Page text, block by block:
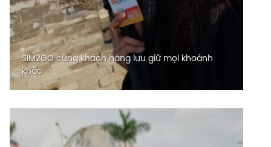
SIM2GO cùng khách hàng lưu giữ mọi khoảnh
khắc